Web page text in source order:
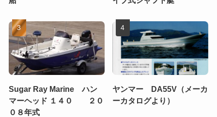
Sugar Ray Marine ハン
マーヘッド １４０ ２０
０８年式
ヤンマー DA55V（メーカ
ーカタログより）